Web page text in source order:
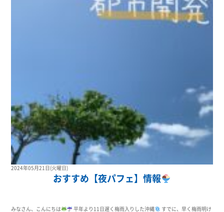
2024年05月21日(火曜日)
おすすめ【夜パフェ】情報
みなさん、こんにちは 平年より11日遅く梅雨入りした沖縄
すでに、早く梅雨明け